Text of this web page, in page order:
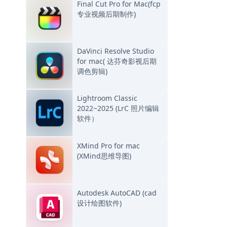
Final Cut Pro for Mac(fcp
专业视频后期制作)
DaVinci Resolve Studio
for mac( 达芬奇影视后期
调色剪辑)
Lightroom Classic
2022~2025 (LrC 照片编辑
软件）
XMind Pro for mac
(XMind思维导图)
Autodesk AutoCAD (cad
设计绘图软件)